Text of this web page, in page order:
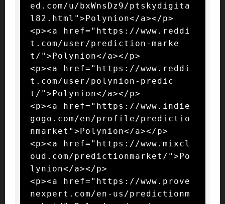
ed.com/u/bxWnsDz9/ptskydigita
l82.html">Polynion</a></p>
<p><a href="https://www.reddi
t.com/user/prediction-marke
t/">Polynion</a></p>
<p><a href="https://www.reddi
t.com/user/polynion-predic
t/">Polynion</a></p>
<p><a href="https://www.indie
gogo.com/en/profile/predictio
nmarket">Polynion</a></p>
<p><a href="https://www.mixcl
oud.com/predictionmarket/">Po
lynion</a></p>
<p><a href="https://www.prove
nexpert.com/en-us/predictionm